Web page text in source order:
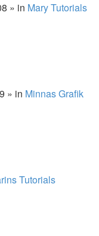
» in Mary Tutorials
» in Minnas Grafik
Tutorials